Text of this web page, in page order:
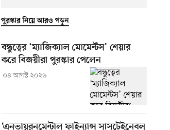
পুরস্কার নিয়ে আরও পড়ুন
বন্ধুত্বের ‘ম্যাজিক্যাল মোমেন্টস’ শেয়ার
করে বিজয়ীরা পুরস্কার পেলেন
০৪ আগস্ট ২০২৬
‘এনভায়রনমেন্টাল ফাইন্যান্স সাসটেইনেবল